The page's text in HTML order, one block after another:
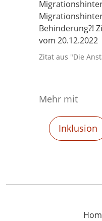
Zitat aus "Die
Mehr mit
Filtere nach
Inklusion